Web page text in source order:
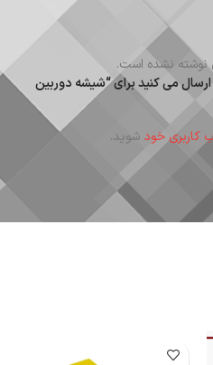
نوشته نشده است.
می کنید برای “شیشه دوربین
کاربری خود شوید.